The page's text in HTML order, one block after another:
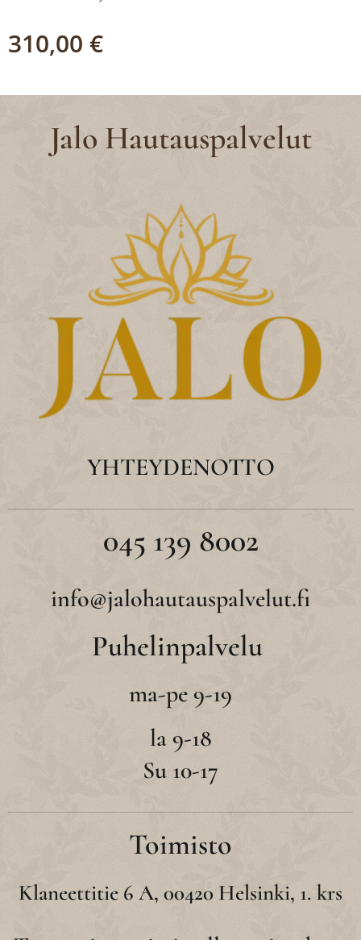
310,00 €
Jalo Hautauspalvelut
YHTEYDENOTTO
045 139 8002
info@jalohautauspalvelut.fi
Puhelinpalvelu
ma-pe 9-19
la 9-18
Su 10-17
Toimisto
Klaneettitie 6 A, 00420 Helsinki, 1. krs